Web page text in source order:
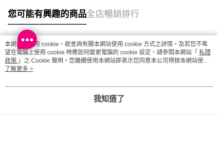
您可能有興趣的商品全店暢銷排行
熱門標籤
熱銷排行
本網站中使用 cookie，欲查詢有關本網站使用 cookie 方式之詳情，及若您不希
望在電腦上使用 cookie 時應如何變更電腦的 cookie 設定，請參閱本網站「 私隱
政策 」之 Cookie 聲明。您繼續使用本網站即表示您同意本公司得按本網站使用
條款之 Cookie 聲明使用 cookie。
了解更多 >
我知道了